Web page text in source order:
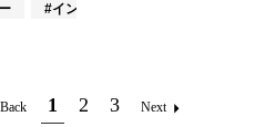
#インディーズ
1 2 3 Next